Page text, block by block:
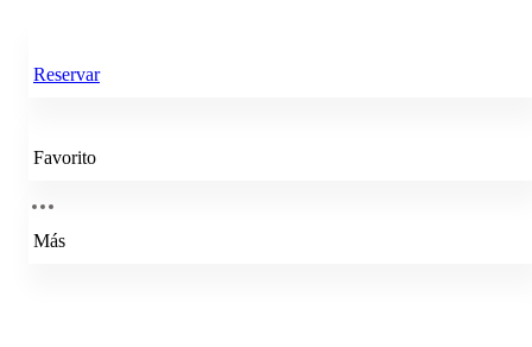
Reservar
Favorito
Más